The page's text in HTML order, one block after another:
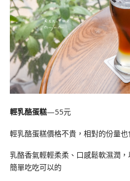
輕乳酪蛋糕—55元
輕乳酪蛋糕價格不貴，相對的份量
乳酪香氣輕輕柔柔、口感鬆軟濕潤
簡單吃吃可以的